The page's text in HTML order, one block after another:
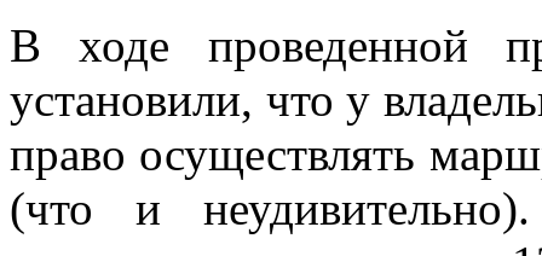
В ходе проведенной
установили, что у
право осуществлять
(что и